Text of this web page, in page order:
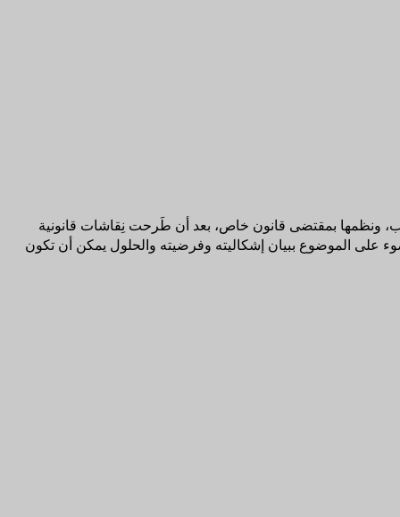
ونظمها بمقتضى قانون خاص، بعد أن طَرحت نِقاشات قانونية
على الموضوع ببيان إشكاليته وفرضيته والحلول يمكن أن تكون